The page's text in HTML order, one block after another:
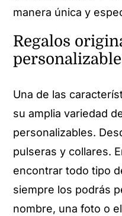
manera única y
Regalos
Una de las
su amplia variedad
personalizables.
pulseras y collares.
encontrar todo tipo
siempre los podrás
nombre, una foto o